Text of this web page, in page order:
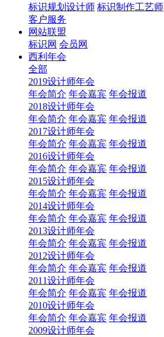
标识规划设计师 标识制作工艺师
客户服务
网站联盟
标识网 会员网
西利年会
全部
2019设计师年会
年会简介 年会嘉宾 年会报道
2018设计师年会
年会简介 年会嘉宾 年会报道
2017设计师年会
年会简介 年会嘉宾 年会报道
2016设计师年会
年会简介 年会嘉宾 年会报道
2015设计师年会
年会简介 年会嘉宾 年会报道
2014设计师年会
年会简介 年会嘉宾 年会报道
2013设计师年会
年会简介 年会嘉宾 年会报道
2012设计师年会
年会简介 年会嘉宾 年会报道
2011设计师年会
年会简介 年会嘉宾 年会报道
2010设计师年会
年会简介 年会嘉宾 年会报道
2009设计师年会